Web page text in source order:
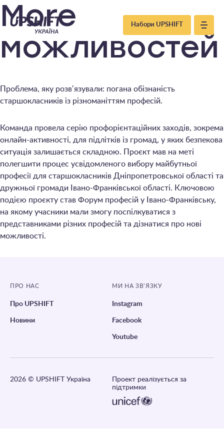
Upshift
–
Україна
Набори UPSHIFT
More
можливостей
Проблема, яку розвʼязували: погана обізнаність
старшокласників із різноманіттям професій.
Команда провела серію профорієнтаційних заходів, зокрема
онлайн-активності, для підлітків із громад, у яких безпекова
ситуація залишається складною. Проєкт мав на меті
полегшити процес усвідомленого вибору майбутньої
професії для старшокласників Дніпропетровської області та
дружньої громади Івано-Франківської області. Ключовою
подією проєкту став Форум професій у Івано-Франківську,
на якому учасники мали змогу поспілкуватися з
представниками різних професій та дізнатися про нові
можливості.
ПРО НАС
Про UPSHIFT
Новини
МИ НА ЗВ’ЯЗКУ
Instagram
Facebook
Youtube
2026 © UPSHIFT Україна
Проект реалізується за
підтримки